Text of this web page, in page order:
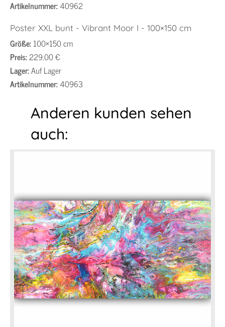
Artikelnummer:40962
Poster XXL bunt - Vibrant Moor I - 100×150 cm
Größe:100×150 cm
Preis:229,00 €
Lager:Auf Lager
Artikelnummer:40963
Anderen kunden sehen
auch: